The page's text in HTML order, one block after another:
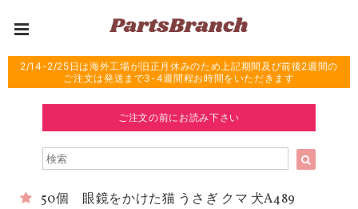
2/14-2/25日は海外工場が旧正月休みのため上記期間及び前後2週間の
ご注文は発送まで3-4週間程お時間をいただきます
ご注文の前にお読み下さい
50個 眼鏡をかけた猫 うさぎ クマ 犬A489